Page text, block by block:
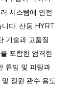
시스템에 안전
다. 산둥 HYRT
기술과 고품질
포함한 엄격한
튜빙 및 피팅과
정원 관수 용도